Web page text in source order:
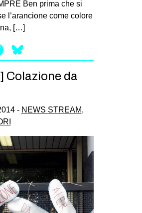
Ben prima che si
l’arancione come colore
[…]
Facebook
Colazione da
- NEWS STREAM,